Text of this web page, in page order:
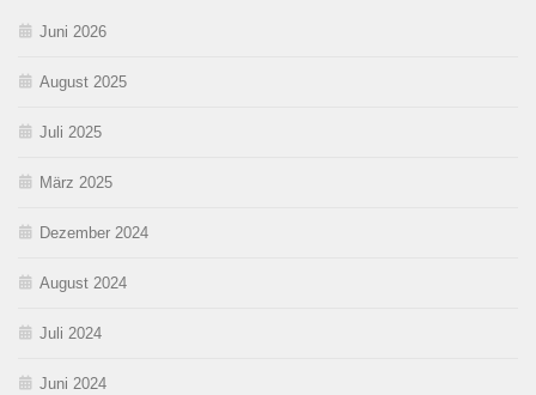
Juni 2026
August 2025
Juli 2025
März 2025
Dezember 2024
August 2024
Juli 2024
Juni 2024